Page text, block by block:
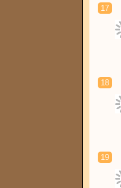
17
18
19